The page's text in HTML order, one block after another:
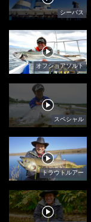
シーバス
オフショアソルト
スペシャル
トラウトルアー